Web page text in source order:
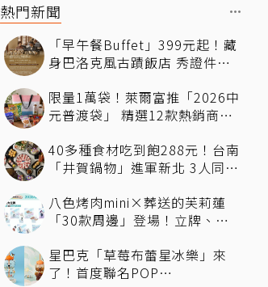
熱門新聞
「早午餐Buffet」399元起！藏
身巴洛克風古蹟飯店 秀證件再
限量1萬袋！萊爾富推「2026中
元普渡袋」 精選12款熱銷商品
40多種食材吃到飽288元！台南
「井賀鍋物」進軍新北 3人同行
八色烤肉mini×葬送的芙莉蓮
「30款周邊」登場！立牌、鑰
星巴克「草莓布蕾星冰樂」來
了！首度聯名POP